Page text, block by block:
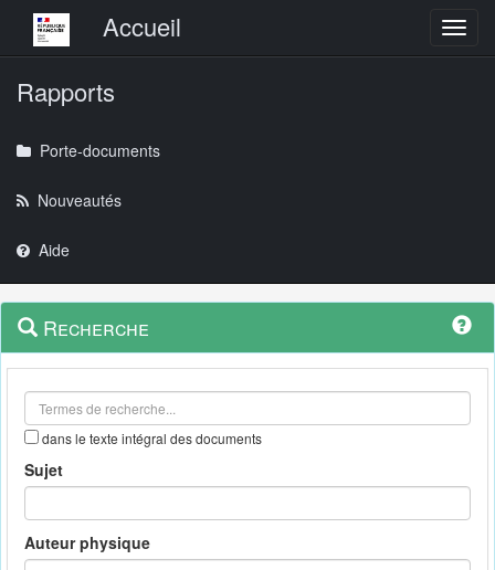
Menu principalAccueil
Rapports
Porte-documents
Nouveautés
Aide
Navigation
outils
Menu
contextuel
Recherche
dans le texte intégral des documents
Sujet
Auteur physique